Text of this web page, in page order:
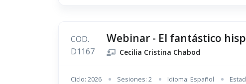
COD.
D1167
Webinar - El fantástico
Cecilia Cristina Chabod
Ciclo: 2026 Sesiones: 2 Idioma: Español